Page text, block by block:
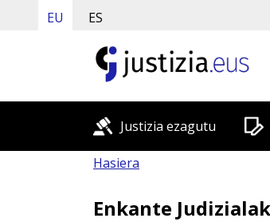
EU ES
Justizia ezagutu
Hasiera
Enkante